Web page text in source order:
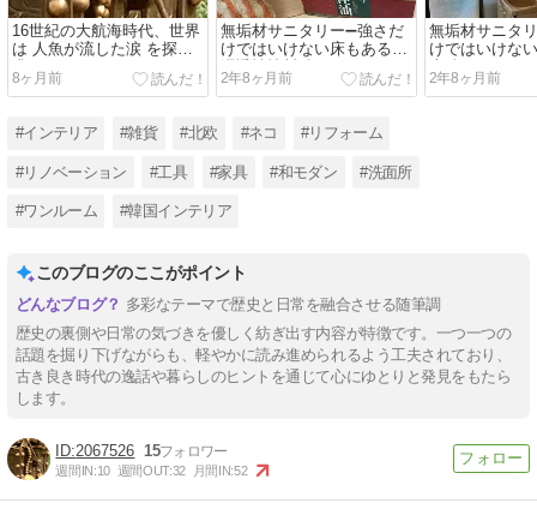
16世紀の大航海時代、世界
は 人魚が流した涙 を探し
求めた
8ヶ月前
無垢材サニタリー➖強さだ
けではいけない床もある➖
浸透性塗料編
2年8ヶ月前
無垢材サニタ
けではいけな
本編
2年8ヶ月前
#インテリア #雑貨 #北欧 #ネコ #リフォーム
#リノベーション #工具 #家具 #和モダン #洗面所
#ワンルーム #韓国インテリア
このブログのここがポイント
多彩なテーマで歴史と日常を融合させる随筆調
歴史の裏側や日常の気づきを優しく紡ぎ出す内容が特徴です。一つ一つの
話題を掘り下げながらも、軽やかに読み進められるよう工夫されており、
古き良き時代の逸話や暮らしのヒントを通じて心にゆとりと発見をもたら
します。
2067526 15
週間IN:10 週間OUT:32 月間IN:52